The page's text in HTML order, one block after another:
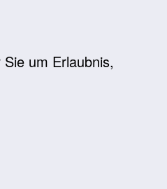
um Erlaubnis,